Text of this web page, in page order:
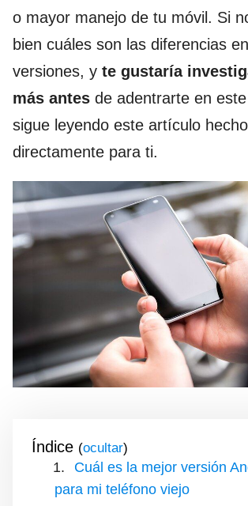
o mayor manejo de tu móvil. Si
bien cuáles son las diferencias
versiones, y te gustaría
más antes de adentrarte en
sigue leyendo este artículo hecho
directamente para ti.
Índice ( )
Cuál es la mejor versión
para mi teléfono viejo